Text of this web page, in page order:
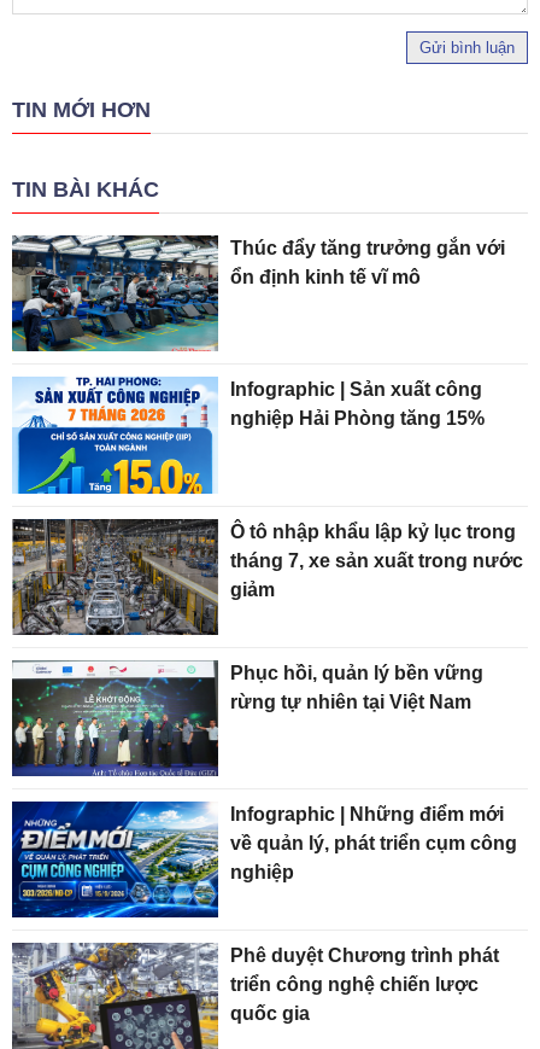
Gửi bình luận
TIN MỚI HƠN
TIN BÀI KHÁC
Thúc đẩy tăng trưởng gắn với
ổn định kinh tế vĩ mô
Infographic | Sản xuất công
nghiệp Hải Phòng tăng 15%
Ô tô nhập khẩu lập kỷ lục trong
tháng 7, xe sản xuất trong nước
giảm
Phục hồi, quản lý bền vững
rừng tự nhiên tại Việt Nam
Infographic | Những điểm mới
về quản lý, phát triển cụm công
nghiệp
Phê duyệt Chương trình phát
triển công nghệ chiến lược
quốc gia